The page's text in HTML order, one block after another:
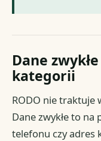
Dane
kategorii
RODO nie traktuje
Dane zwykłe to
telefonu czy adres